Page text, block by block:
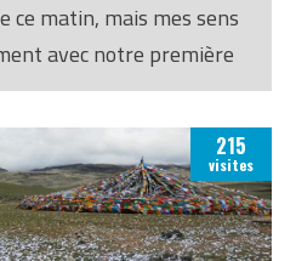
ce matin, mais mes sens
avec notre première
une des plus agréables
215
visites